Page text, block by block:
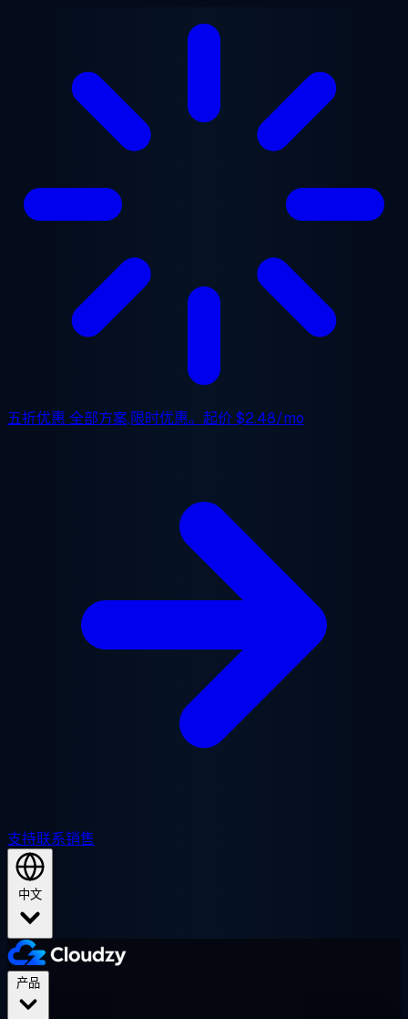
五折优惠 全部方案,限时优惠。起价$2.48/mo
支持联系销售
中文